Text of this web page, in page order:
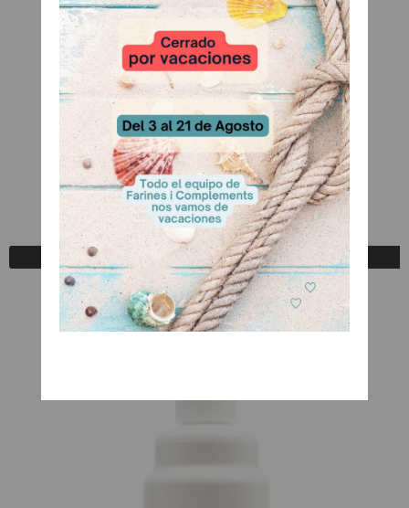
Marmoria Fresa
A Consultar
Registrarse para comprar